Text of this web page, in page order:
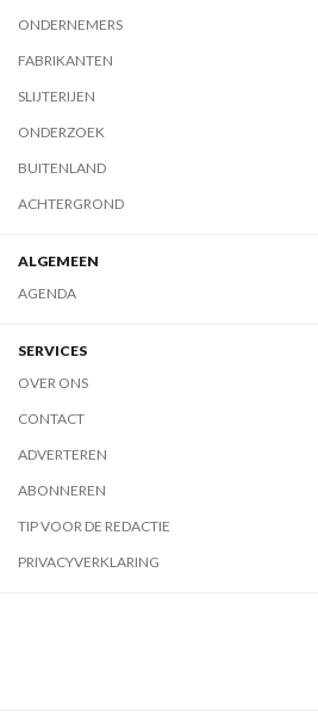
ONDERNEMERS
FABRIKANTEN
SLIJTERIJEN
ONDERZOEK
BUITENLAND
ACHTERGROND
ALGEMEEN
AGENDA
SERVICES
OVER ONS
CONTACT
ADVERTEREN
ABONNEREN
TIP VOOR DE REDACTIE
PRIVACYVERKLARING